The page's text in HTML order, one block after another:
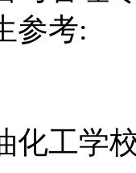
参考:
化工学